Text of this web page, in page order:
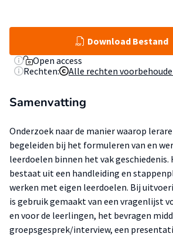
Download Bestand
Open access
Rechten:
Alle rechten
Samenvatting
Onderzoek naar de manier waarop
begeleiden bij het formuleren van en
leerdoelen binnen het vak
bestaat uit een handleiding en
werken met eigen leerdoelen. Bij
is gebruik gemaakt van een vragenlijst
en voor de leerlingen, het bevragen
groepsgesprek/interview, een